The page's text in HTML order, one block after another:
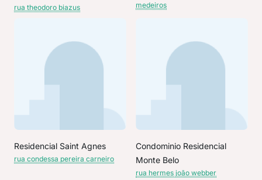
rua theodoro biazus
medeiros
Residencial Saint Agnes
rua condessa pereira carneiro
Condominio Residencial
Monte Belo
rua hermes joão webber